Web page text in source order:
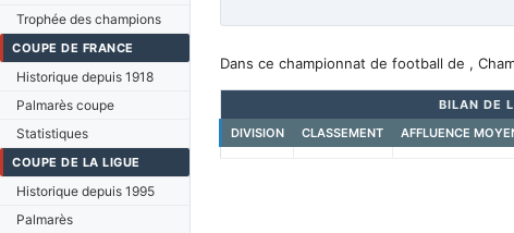
Trophée des champions
COUPE DE FRANCE
Historique depuis 1918
Palmarès coupe
Statistiques
COUPE DE LA LIGUE
Historique depuis 1995
Palmarès
Dans ce championnat de football de ,
BILAN DE
DIVISION
CLASSEMENT AFFLUENCE